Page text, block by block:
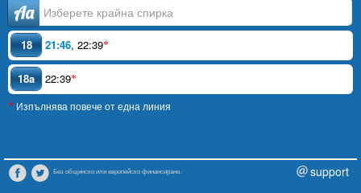
Инфо
Аа
18 21:46, 22:39*
18a 22:39*
* Изпълнява повече от една линия
Без общинско или европейско финансиране. support